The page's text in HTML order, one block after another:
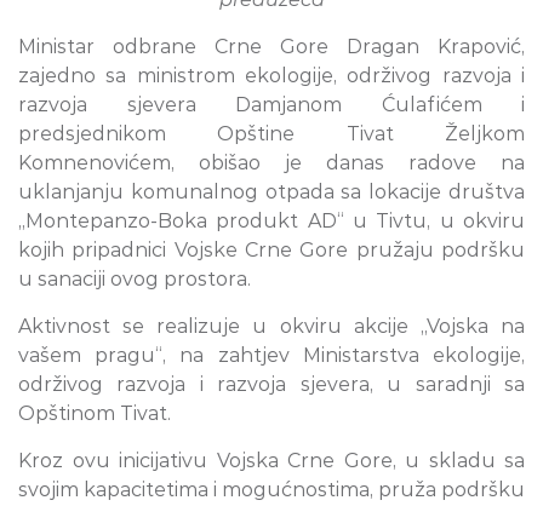
Ministar odbrane Crne Gore Dragan Krapović,
zajedno sa ministrom ekologije, održivog razvoja i
razvoja sjevera Damjanom Ćulafićem i
predsjednikom Opštine Tivat Željkom
Komnenovićem, obišao je danas radove na
uklanjanju komunalnog otpada sa lokacije društva
„Montepanzo-Boka produkt AD“ u Tivtu, u okviru
kojih pripadnici Vojske Crne Gore pružaju podršku
u sanaciji ovog prostora.
Aktivnost se realizuje u okviru akcije „Vojska na
vašem pragu“, na zahtjev Ministarstva ekologije,
održivog razvoja i razvoja sjevera, u saradnji sa
Opštinom Tivat.
Kroz ovu inicijativu Vojska Crne Gore, u skladu sa
svojim kapacitetima i mogućnostima, pruža podršku